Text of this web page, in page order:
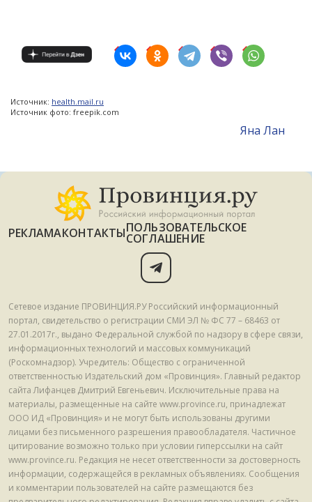
Источник: health.mail.ru
Источник фото: freepik.com
Яна Лан
РЕКЛАМАКОНТАКТЫПОЛЬЗОВАТЕЛЬСКОЕ
СОГЛАШЕНИЕ
Сетевое издание ПРОВИНЦИЯ.РУ Российский информационный
портал, свидетельство о регистрации СМИ ЭЛ № ФС 77 – 68463 от
27.01.2017г., выдано Федеральной службой по надзору в сфере связи,
информационных технологий и массовых коммуникаций
(Роскомнадзор). Учредитель: Общество с ограниченной
ответственностью Издательский дом «Провинция». Главный редактор
сайта Лифанцев Дмитрий Евгеньевич. Исключительные права на
материалы, размещенные на сайте www.province.ru, принадлежат
ООО ИД «Провинция» и не могут быть использованы другими
лицами без письменного разрешения правообладателя. Частичное
цитирование возможно только при условии гиперссылки на сайт
www.province.ru. Редакция не несет ответственности за достоверность
информации, содержащейся в рекламных объявлениях. Сообщения
и комментарии пользователей на сайте размещаются без